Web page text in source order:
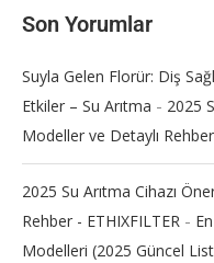
Son Yorumlar
Suyla Gelen Florür: Diş
Etkiler – Su Arıtma - 2025
Modeller ve Detaylı Rehber
2025 Su Arıtma Cihazı
Rehber - ETHIXFILTER -
Modelleri (2025 Güncel